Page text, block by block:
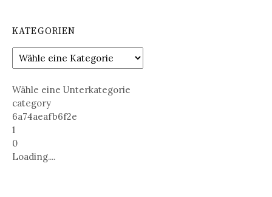
KATEGORIEN
Wähle eine Unterkategorie
category
6a74aeafb6f2e
1
0
Loading....